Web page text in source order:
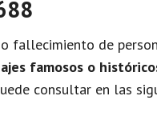
fallecimiento de
famosos o
consultar en las